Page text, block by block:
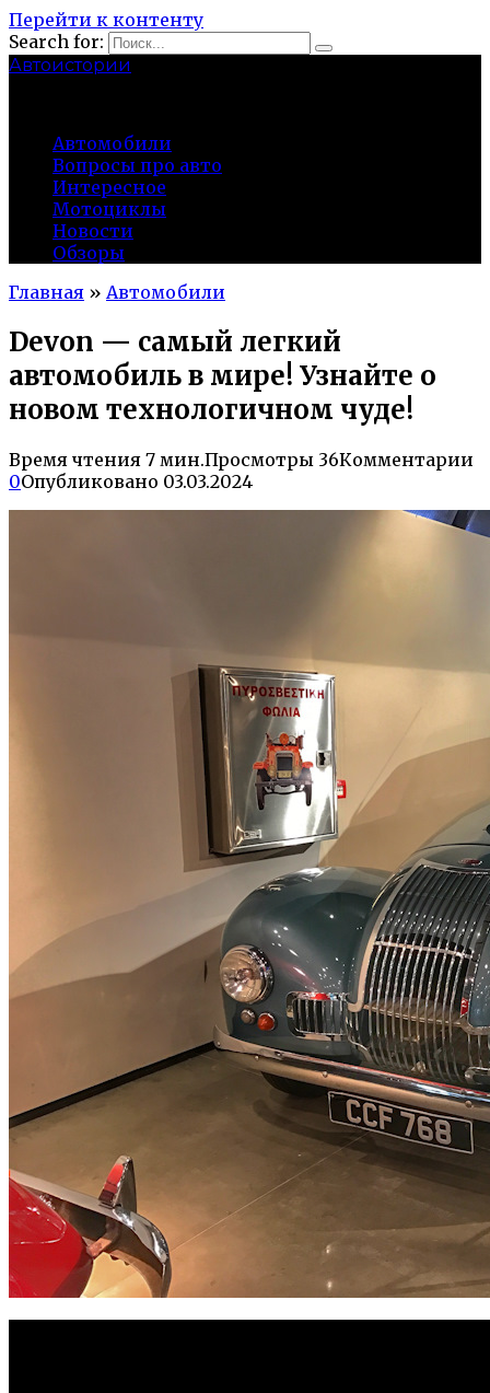
Перейти к контенту
Search for:
Автоистории
Автомобили
Вопросы про авто
Интересное
Мотоциклы
Новости
Обзоры
Главная » Автомобили
Devon — самый легкий
автомобиль в мире! Узнайте о
новом технологичном чуде!
Время чтения 7 мин.Просмотры 36Комментарии
0Опубликовано 03.03.2024